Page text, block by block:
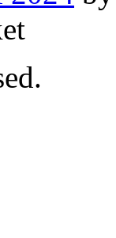
Chantelou